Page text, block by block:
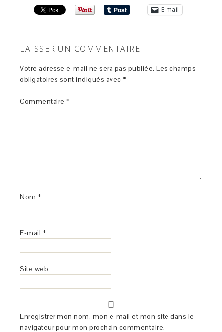
E-mail
LAISSER UN COMMENTAIRE
Votre adresse e-mail ne sera pas publiée. Les champs
obligatoires sont indiqués avec *
Commentaire *
Nom *
E-mail *
Site web
Enregistrer mon nom, mon e-mail et mon site dans le
navigateur pour mon prochain commentaire.